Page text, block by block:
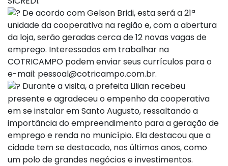
De acordo com Gelson Bridi, esta será a 21ª
unidade da cooperativa na região e, com a abertura
da loja, serão geradas cerca de 12 novas vagas de
emprego. Interessados em trabalhar na
COTRICAMPO podem enviar seus currículos para o
e-mail: pessoal@cotricampo.com.br.
Durante a visita, a prefeita Lilian recebeu
presente e agradeceu o empenho da cooperativa
em se instalar em Santo Augusto, ressaltando a
importância do empreendimento para a geração de
emprego e renda no município. Ela destacou que a
cidade tem se destacado, nos últimos anos, como
um polo de grandes negócios e investimentos.